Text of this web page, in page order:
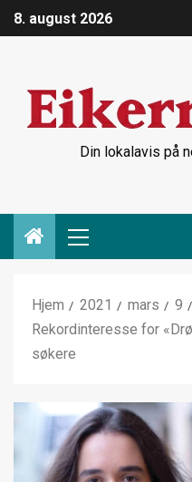
8. august 2026
Din lokalavis på
Hjem 2021 mars
9
Rekordinteresse for
søkere